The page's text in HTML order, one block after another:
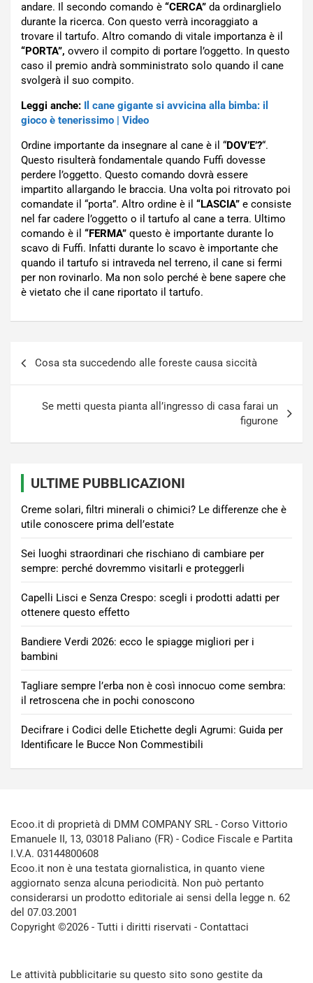
andare. Il secondo comando è “CERCA” da ordinarglielo
durante la ricerca. Con questo verrà incoraggiato a
trovare il tartufo. Altro comando di vitale importanza è il
“PORTA”, ovvero il compito di portare l’oggetto. In questo
caso il premio andrà somministrato solo quando il cane
svolgerà il suo compito.
Leggi anche:
Il cane gigante si avvicina alla bimba: il
gioco è tenerissimo | Video
Ordine importante da insegnare al cane è il “DOV’E’?“.
Questo risulterà fondamentale quando Fuffi dovesse
perdere l’oggetto. Questo comando dovrà essere
impartito allargando le braccia. Una volta poi ritrovato poi
comandate il “porta”. Altro ordine è il “LASCIA” e consiste
nel far cadere l’oggetto o il tartufo al cane a terra. Ultimo
comando è il “FERMA” questo è importante durante lo
scavo di Fuffi. Infatti durante lo scavo è importante che
quando il tartufo si intraveda nel terreno, il cane si fermi
per non rovinarlo. Ma non solo perché è bene sapere che
è vietato che il cane riportato il tartufo.
Cosa sta succedendo alle foreste causa siccità
Se metti questa pianta all’ingresso di casa farai un
figurone
ULTIME PUBBLICAZIONI
Creme solari, filtri minerali o chimici? Le differenze che è
utile conoscere prima dell’estate
Sei luoghi straordinari che rischiano di cambiare per
sempre: perché dovremmo visitarli e proteggerli
Capelli Lisci e Senza Crespo: scegli i prodotti adatti per
ottenere questo effetto
Bandiere Verdi 2026: ecco le spiagge migliori per i
bambini
Tagliare sempre l’erba non è così innocuo come sembra:
il retroscena che in pochi conoscono
Decifrare i Codici delle Etichette degli Agrumi: Guida per
Identificare le Bucce Non Commestibili
Ecoo.it di proprietà di DMM COMPANY SRL - Corso Vittorio
Emanuele II, 13, 03018 Paliano (FR) - Codice Fiscale e Partita
I.V.A. 03144800608
Ecoo.it non è una testata giornalistica, in quanto viene
aggiornato senza alcuna periodicità. Non può pertanto
considerarsi un prodotto editoriale ai sensi della legge n. 62
del 07.03.2001
Copyright ©2026 - Tutti i diritti riservati - Contattaci
Le attività pubblicitarie su questo sito sono gestite da